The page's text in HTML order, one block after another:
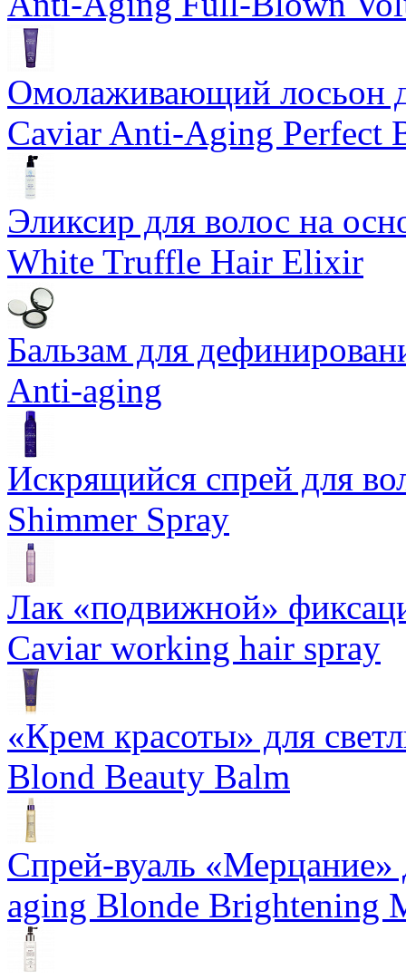
Омолаживающий лосьон
Caviar Anti-Aging Perfect
Эликсир для волос на
White Truffle Hair Elixir
Бальзам для
Anti-aging
Искрящийся спрей для
Shimmer Spray
Лак «подвижной»
Caviar working hair spray
«Крем красоты» для
Blond Beauty Balm
Спрей-вуаль «Мерцание»
aging Blonde Brightening